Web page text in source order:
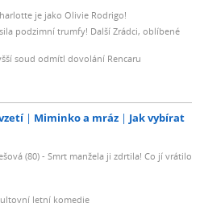
je jako Olivie Rodrigo!
podzimní trumfy! Další Zrádci, oblíbené
soud odmítl dovolání Rencaru
Miminko a mráz
Jak vybírat
(80) - Smrt manžela ji zdrtila! Co jí vrátilo
letní komedie